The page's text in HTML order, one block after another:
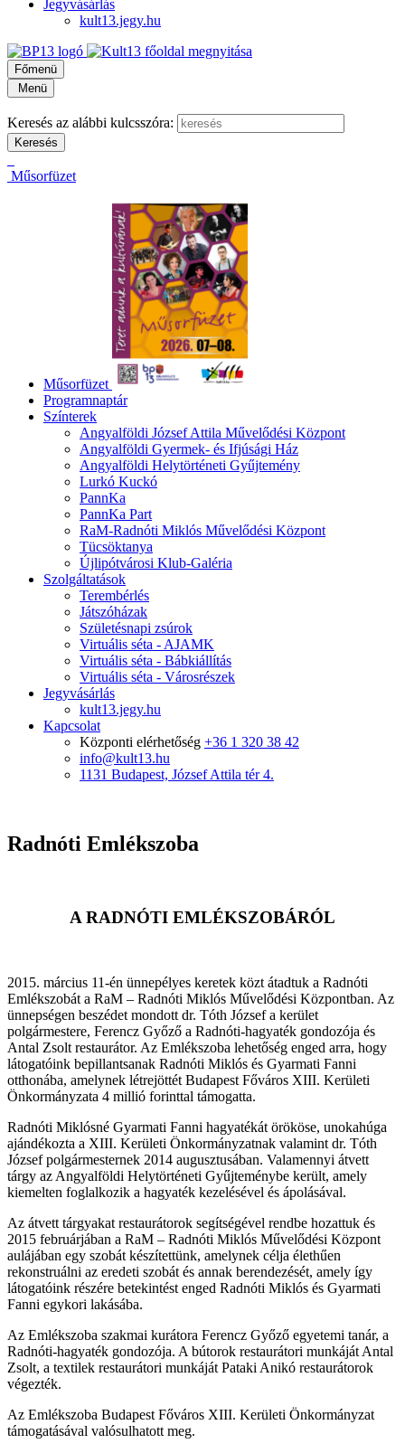
Jegyvásárlás
kult13.jegy.hu
Főmenü
Menü
Keresés az alábbi kulcsszóra:
Műsorfüzet
Műsorfüzet
Programnaptár
Színterek
Angyalföldi József Attila Művelődési Központ
Angyalföldi Gyermek- és Ifjúsági Ház
Angyalföldi Helytörténeti Gyűjtemény
Lurkó Kuckó
PannKa
PannKa Part
RaM-Radnóti Miklós Művelődési Központ
Tücsöktanya
Újlipótvárosi Klub-Galéria
Szolgáltatások
Terembérlés
Játszóházak
Születésnapi zsúrok
Virtuális séta - AJAMK
Virtuális séta - Bábkiállítás
Virtuális séta - Városrészek
Jegyvásárlás
kult13.jegy.hu
Kapcsolat
Központi elérhetőség +36 1 320 38 42
info@kult13.hu
1131 Budapest, József Attila tér 4.
Radnóti Emlékszoba
A RADNÓTI EMLÉKSZOBÁRÓL
2015. március 11-én ünnepélyes keretek közt átadtuk a Radnóti
Emlékszobát a RaM – Radnóti Miklós Művelődési Központban. Az
ünnepségen beszédet mondott dr. Tóth József a kerület
polgármestere, Ferencz Győző a Radnóti-hagyaték gondozója és
Antal Zsolt restaurátor. Az Emlékszoba lehetőség enged arra, hogy
látogatóink bepillantsanak Radnóti Miklós és Gyarmati Fanni
otthonába, amelynek létrejöttét Budapest Főváros XIII. Kerületi
Önkormányzata 4 millió forinttal támogatta.
Radnóti Miklósné Gyarmati Fanni hagyatékát örököse, unokahúga
ajándékozta a XIII. Kerületi Önkormányzatnak valamint dr. Tóth
József polgármesternek 2014 augusztusában. Valamennyi átvett
tárgy az Angyalföldi Helytörténeti Gyűjteménybe került, amely
kiemelten foglalkozik a hagyaték kezelésével és ápolásával.
Az átvett tárgyakat restaurátorok segítségével rendbe hozattuk és
2015 februárjában a RaM – Radnóti Miklós Művelődési Központ
aulájában egy szobát készítettünk, amelynek célja élethűen
rekonstruálni az eredeti szobát és annak berendezését, amely így
látogatóink részére betekintést enged Radnóti Miklós és Gyarmati
Fanni egykori lakásába.
Az Emlékszoba szakmai kurátora Ferencz Győző egyetemi tanár, a
Radnóti-hagyaték gondozója. A bútorok restaurátori munkáját Antal
Zsolt, a textilek restaurátori munkáját Pataki Anikó restaurátorok
végezték.
Az Emlékszoba Budapest Főváros XIII. Kerületi Önkormányzat
támogatásával valósulhatott meg.